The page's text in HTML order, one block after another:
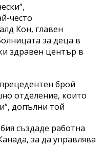
често
Кон, главен
за деца в
здравен център в
брой
отделение, които
допълни той
създаде работна
за да управлява